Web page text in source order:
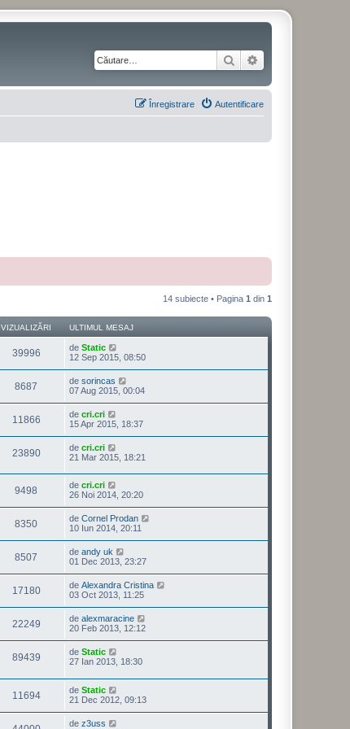
Căutare
Autentificare
Înregistrare
14 subiecte • Pagina 1 din 1
VIZUALIZĂRI ULTIMUL MESAJ
39996 de Static
12 Sep 2015, 08:50
8687 de sorincas
07 Aug 2015, 00:04
11866 de cri.cri
15 Apr 2015, 18:37
23890 de cri.cri
21 Mar 2015, 18:21
9498 de cri.cri
26 Noi 2014, 20:20
8350 de Cornel Prodan
10 Iun 2014, 20:11
8507 de andy uk
01 Dec 2013, 23:27
17180 de Alexandra Cristina
03 Oct 2013, 11:25
22249 de alexmaracine
20 Feb 2013, 12:12
89439 de Static
27 Ian 2013, 18:30
11694 de Static
21 Dec 2012, 09:13
de z3uss